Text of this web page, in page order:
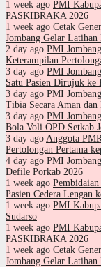
1 week ago PMI
PASKIBRAKA 2026
1 week ago Cetak
Jombang Gelar Latihan
2 day ago PMI
Keterampilan
3 day ago PMI
Satu Pasien Dirujuk ke
3 day ago PMI
Tibia Secara Aman dan
3 day ago PMI
Bola Voli OPD Setkab
3 day ago Anggota
Pertolongan Pertama
4 day ago PMI
Defile Porkab 2026
1 week ago
Pasien Cedera Lengan
1 week ago PMI
Sudarso
1 week ago PMI
PASKIBRAKA 2026
1 week ago Cetak
Jombang Gelar Latihan